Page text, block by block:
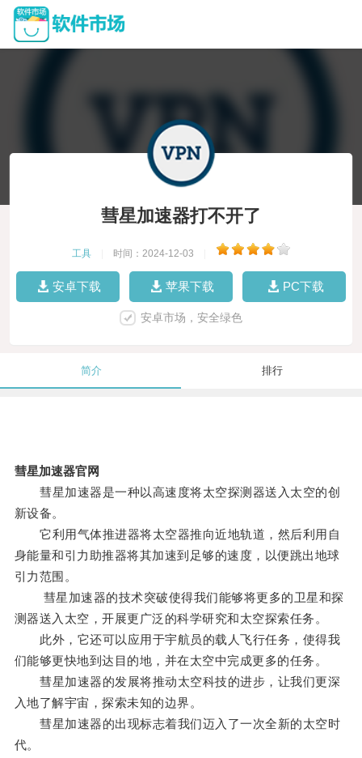
彗星加速器打不开了
工具 时间：2024-12-03
安卓下载 苹果下载 PC下载
安卓市场，安全绿色
简介 排行
彗星加速器官网
彗星加速器是一种以高速度将太空探测器送入太空的创
新设备。
它利用气体推进器将太空器推向近地轨道，然后利用自
身能量和引力助推器将其加速到足够的速度，以便跳出地球
引力范围。
彗星加速器的技术突破使得我们能够将更多的卫星和探
测器送入太空，开展更广泛的科学研究和太空探索任务。
此外，它还可以应用于宇航员的载人飞行任务，使得我
们能够更快地到达目的地，并在太空中完成更多的任务。
彗星加速器的发展将推动太空科技的进步，让我们更深
入地了解宇宙，探索未知的边界。
彗星加速器的出现标志着我们迈入了一次全新的太空时
代。